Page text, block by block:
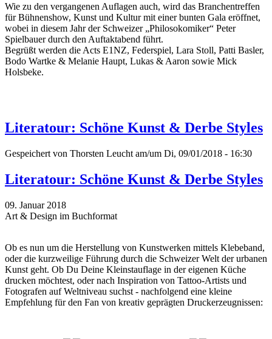
Wie zu den vergangenen Auflagen auch, wird das Branchentreffen
für Bühnenshow, Kunst und Kultur mit einer bunten Gala eröffnet,
wobei in diesem Jahr der Schweizer „Philosokomiker“ Peter
Spielbauer durch den Auftaktabend führt.
Begrüßt werden die Acts E1NZ, Federspiel, Lara Stoll, Patti Basler,
Bodo Wartke & Melanie Haupt, Lukas & Aaron sowie Mick
Holsbeke.
Literatour: Schöne Kunst & Derbe Styles
Gespeichert von Thorsten Leucht am/um Di, 09/01/2018 - 16:30
Literatour: Schöne Kunst & Derbe Styles
09. Januar 2018
Art & Design im Buchformat
Ob es nun um die Herstellung von Kunstwerken mittels Klebeband,
oder die kurzweilige Führung durch die Schweizer Welt der urbanen
Kunst geht. Ob Du Deine Kleinstauflage in der eigenen Küche
drucken möchtest, oder nach Inspiration von Tattoo-Artists und
Fotografen auf Weltniveau suchst - nachfolgend eine kleine
Empfehlung für den Fan von kreativ geprägten Druckerzeugnissen: